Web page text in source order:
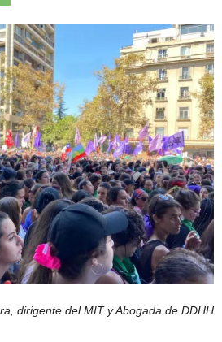
dirigente del MIT y Abogada de DDHH